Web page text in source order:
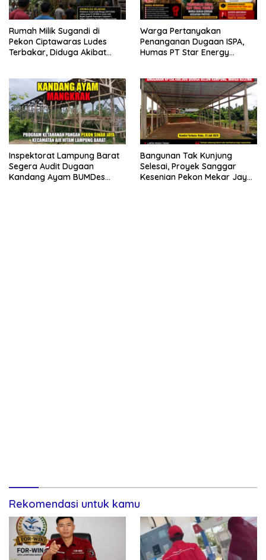
Rumah Milik Sugandi di
Pekon Ciptawaras Ludes
Terbakar, Diduga Akibat
Warga Pertanyakan
Penanganan Dugaan ISPA,
Humas PT Star Energy
Inspektorat Lampung Barat
Segera Audit Dugaan
Kandang Ayam BUMDes
Bangunan Tak Kunjung
Selesai, Proyek Sanggar
Kesenian Pekon Mekar Jaya
Rekomendasi untuk kamu